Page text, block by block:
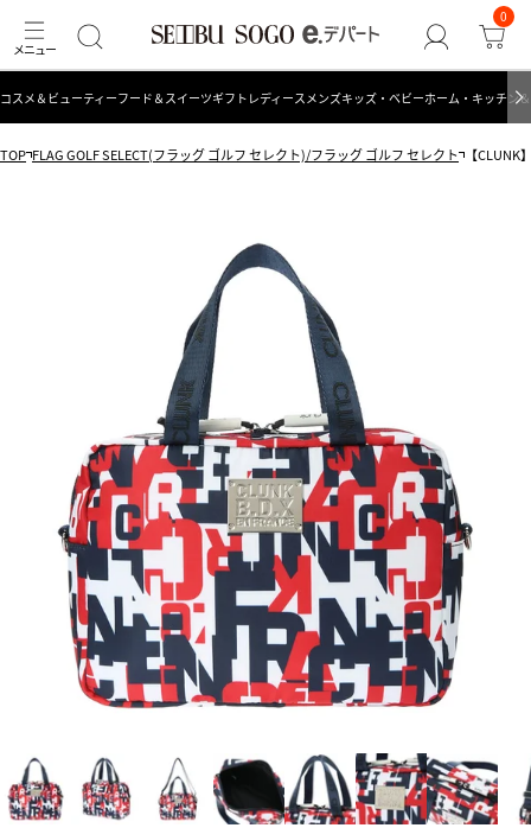
0
コスメ＆ビューティーフード＆スイーツギフト レディース メンズキッズ・ベビーホーム・キッチン
TOP FLAG GOLF SELECT(フラッグ ゴルフ セレクト)/フラッグ ゴルフ セレクト 【CLUNK